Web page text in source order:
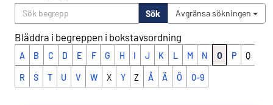
Sök Avgränsa sökningen
Bläddra i begreppen i bokstavsordning
A B C D E F G H I J K L M N O P Q
R S T U V W X Y Z Å Ä Ö 0-9